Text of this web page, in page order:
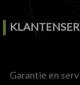
Garantie en